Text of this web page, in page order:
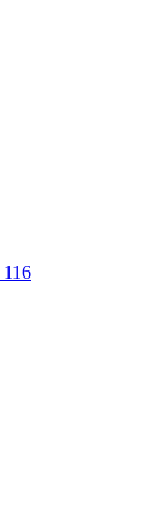
116